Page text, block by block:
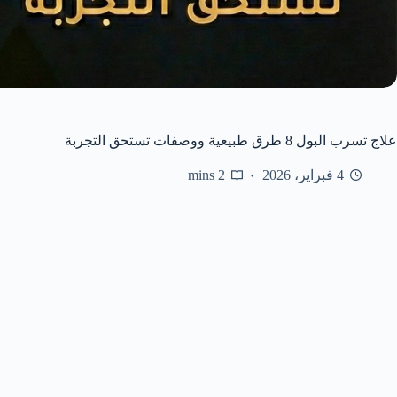
علاج تسرب البول 8 طرق طبيعية ووصفات تستحق التجربة
4 فبراير، 2026 2 mins